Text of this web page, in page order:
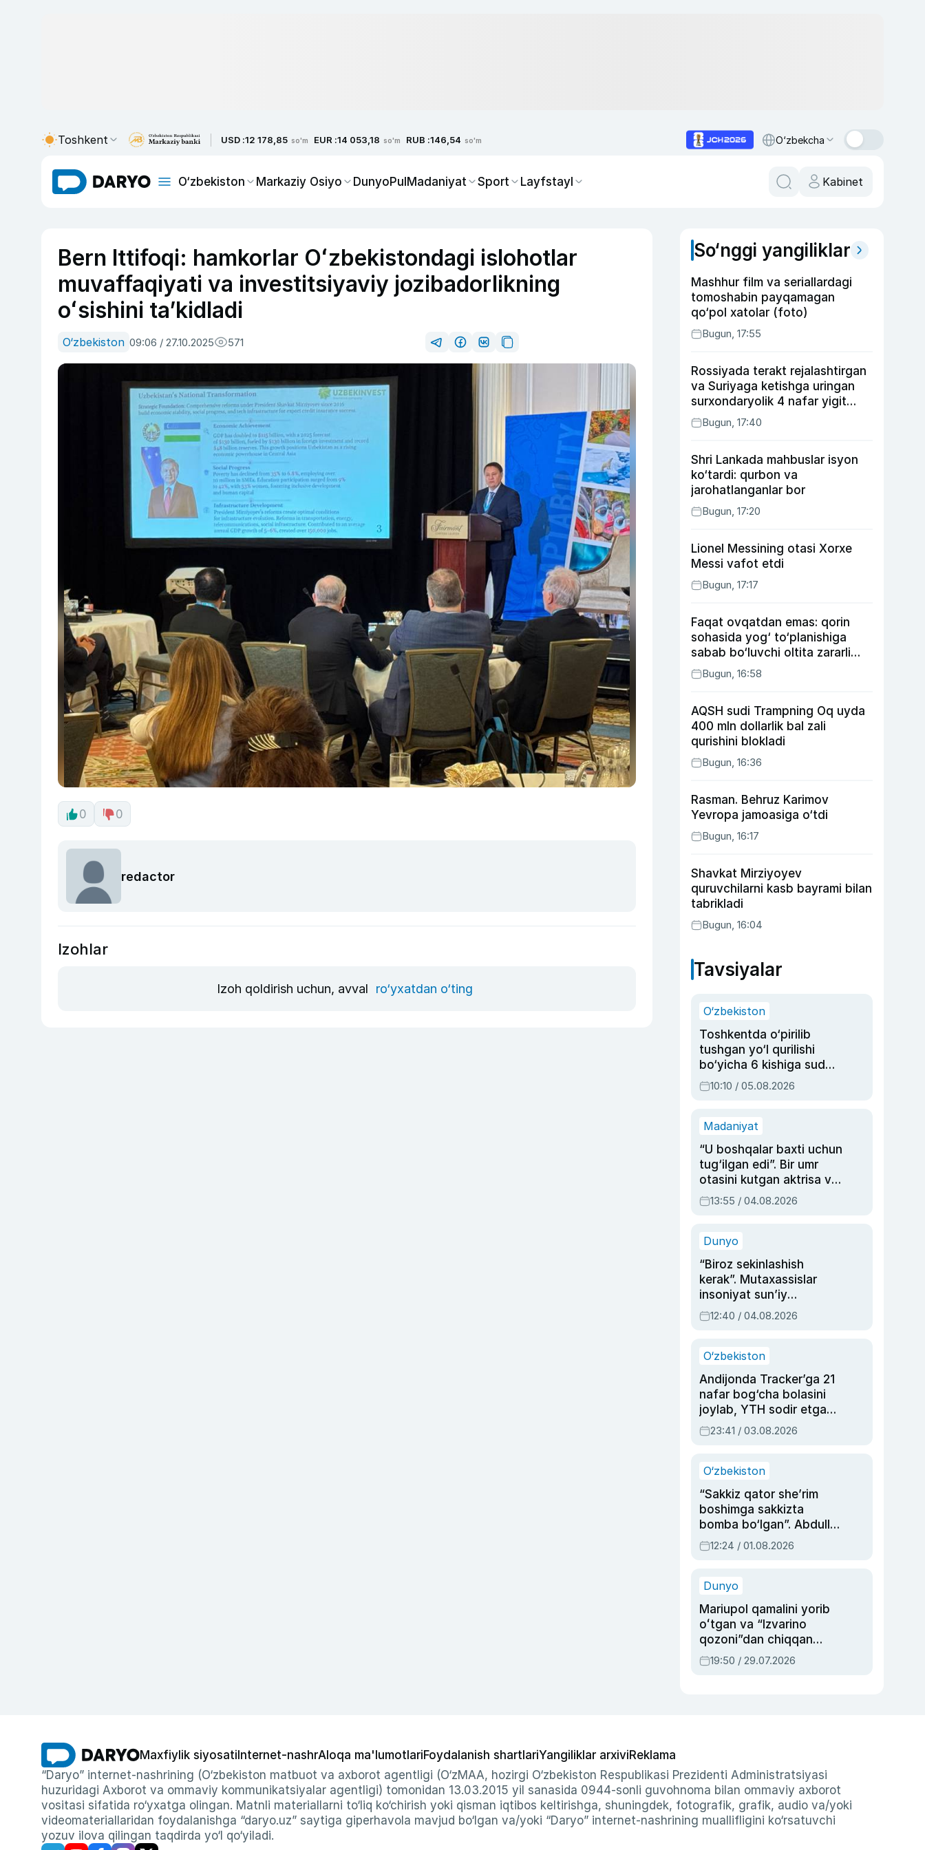
Toshkent USD :12 178,85 so'm EUR :14 053,18 so'm RUB :146,54 so'm O‘zbekcha
O‘zbekiston Markaziy Osiyo DunyoPulMadaniyat Sport Layfstayl Kabinet
Bern Ittifoqi: hamkorlar Oʻzbekistondagi islohotlar
muvaffaqiyati va investitsiyaviy jozibadorlikning
oʻsishini taʼkidladi
O‘zbekiston 09:06 / 27.10.2025 571
0 0
redactor
Izohlar
Izoh qoldirish uchun, avval ro‘yxatdan o‘ting
So‘nggi yangiliklar
Mashhur film va seriallardagi
tomoshabin payqamagan
qo‘pol xatolar (foto)
Bugun, 17:55
Rossiyada terakt rejalashtirgan
va Suriyaga ketishga uringan
surxondaryolik 4 nafar yigit
qamaldi
Bugun, 17:40
Shri Lankada mahbuslar isyon
ko‘tardi: qurbon va
jarohatlanganlar bor
Bugun, 17:20
Lionel Messining otasi Xorxe
Messi vafot etdi
Bugun, 17:17
Faqat ovqatdan emas: qorin
sohasida yog‘ to‘planishiga
sabab bo‘luvchi oltita zararli
odatBugun, 16:58
AQSH sudi Trampning Oq uyda
400 mln dollarlik bal zali
qurishini blokladi
Bugun, 16:36
Rasman. Behruz Karimov
Yevropa jamoasiga o‘tdi
Bugun, 16:17
Shavkat Mirziyoyev
quruvchilarni kasb bayrami bilan
tabrikladi
Bugun, 16:04
Tavsiyalar
O‘zbekiston
Toshkentda o‘pirilib
tushgan yo‘l qurilishi
bo‘yicha 6 kishiga sud
hukmi o‘qildi
10:10 / 05.08.2026
Madaniyat
“U boshqalar baxti uchun
tug‘ilgan edi”. Bir umr
otasini kutgan aktrisa va
dublyaj ustasi Rimma
Ahmedovaning
13:55 / 04.08.2026
Dunyo
“Biroz sekinlashish
kerak”. Mutaxassislar
insoniyat sun’iy
intellektni boshqara
olmay qolishidan xavotir
12:40 / 04.08.2026
O‘zbekiston
Andijonda Tracker’ga 21
nafar bog‘cha bolasini
joylab, YTH sodir etgan
ayolga sud hukmi o‘qildi
23:41 / 03.08.2026
O‘zbekiston
“Sakkiz qator she’rim
boshimga sakkizta
bomba bo‘lgan”. Abdulla
Oripovni siyosiy
ayblovlardan asrab
12:24 / 01.08.2026
Dunyo
Mariupol qamalini yorib
oʻtgan va “Izvarino
qozoni”dan chiqqan
qahramon — Ukraina
armiyasi bosh
19:50 / 29.07.2026
Maxfiylik siyosati Internet-nashrAloqa ma'lumotlariFoydalanish shartlariYangiliklar arxiviReklama
“Daryo” internet-nashrining (O‘zbekiston matbuot va axborot agentligi (O‘zMAA, hozirgi O‘zbekiston Respublikasi Prezidenti Administratsiyasi
huzuridagi Axborot va ommaviy kommunikatsiyalar agentligi) tomonidan 13.03.2015 yil sanasida 0944-sonli guvohnoma bilan ommaviy axborot
vositasi sifatida ro‘yxatga olingan. Matnli materiallarni to‘liq ko‘chirish yoki qisman iqtibos keltirishga, shuningdek, fotografik, grafik, audio va/yoki
videomateriallaridan foydalanishga “daryo.uz” saytiga giperhavola mavjud bo‘lgan va/yoki “Daryo” internet-nashrining muallifligini ko‘rsatuvchi
yozuv ilova qilingan taqdirda yo‘l qo‘yiladi.